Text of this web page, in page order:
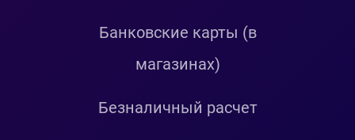
Банковские карты (в
магазинах)
Безналичный расчет